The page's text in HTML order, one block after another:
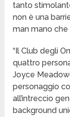
tanto
non è una
man mano che
“Il Club degli
quattro
Joyce
personaggio
all’intreccio
background